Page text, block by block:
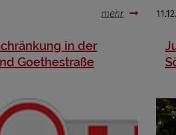
mehr
in der
Goethestraße